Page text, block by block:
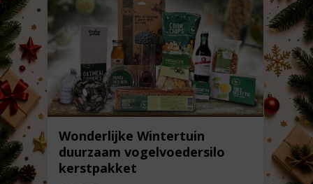
Wonderlijke Wintertuin
duurzaam vogelvoedersilo
kerstpakket